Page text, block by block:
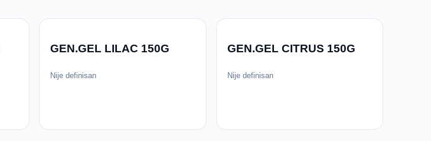
GEN.GEL LILAC 150G
Nije definisan
GEN.GEL CITRUS 150G
Nije definisan